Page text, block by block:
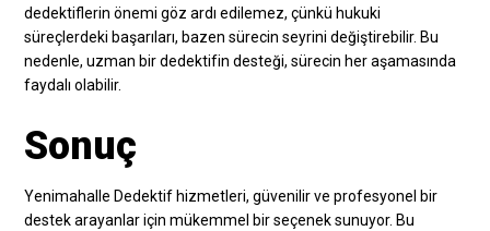
dedektiflerin önemi göz ardı edilemez, çünkü hukuki
süreçlerdeki başarıları, bazen sürecin seyrini değiştirebilir. Bu
nedenle, uzman bir dedektifin desteği, sürecin her aşamasında
faydalı olabilir.
Sonuç
Yenimahalle Dedektif hizmetleri, güvenilir ve profesyonel bir
destek arayanlar için mükemmel bir seçenek sunuyor. Bu